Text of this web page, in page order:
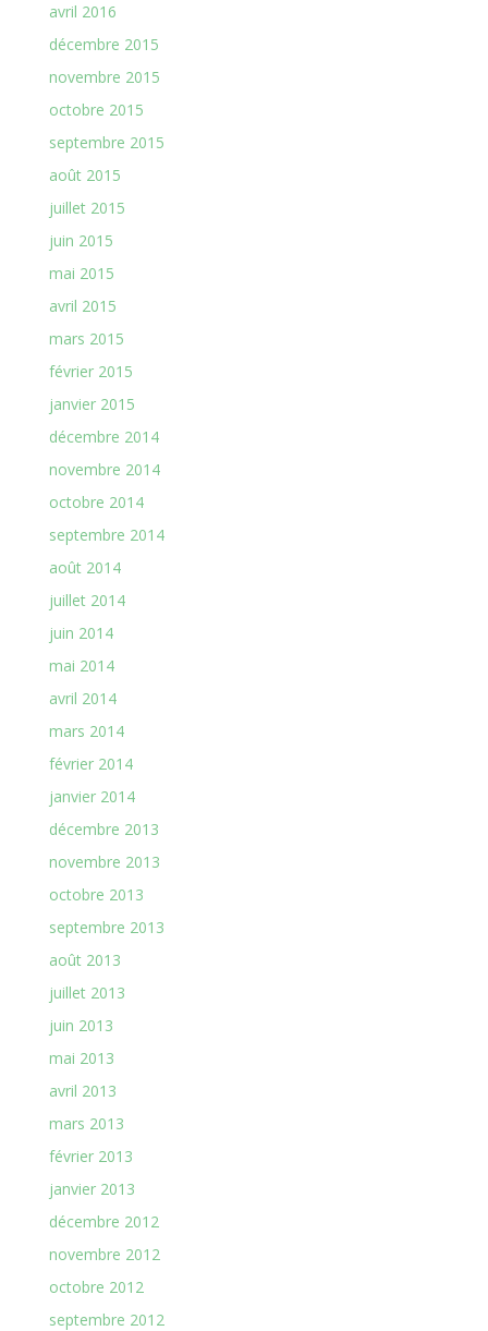
avril 2016
décembre 2015
novembre 2015
octobre 2015
septembre 2015
août 2015
juillet 2015
juin 2015
mai 2015
avril 2015
mars 2015
février 2015
janvier 2015
décembre 2014
novembre 2014
octobre 2014
septembre 2014
août 2014
juillet 2014
juin 2014
mai 2014
avril 2014
mars 2014
février 2014
janvier 2014
décembre 2013
novembre 2013
octobre 2013
septembre 2013
août 2013
juillet 2013
juin 2013
mai 2013
avril 2013
mars 2013
février 2013
janvier 2013
décembre 2012
novembre 2012
octobre 2012
septembre 2012